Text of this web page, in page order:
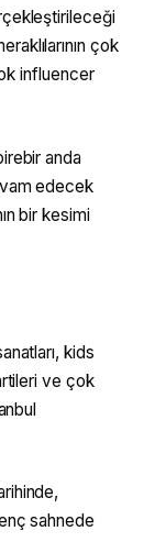
çok
influencer
anda
edecek
bir kesimi
kids
ve çok
sahnede